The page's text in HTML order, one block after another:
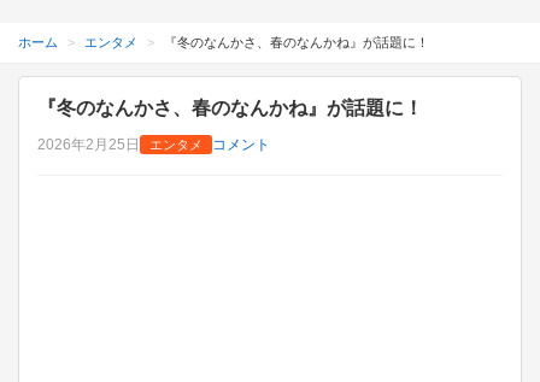
ホーム エンタメ 『冬のなんかさ、春のなんかね』が話題に！
『冬のなんかさ、春のなんかね』が話題に！
2026年2月25日 エンタメ コメント